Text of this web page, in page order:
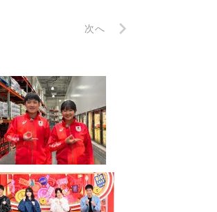
次へ